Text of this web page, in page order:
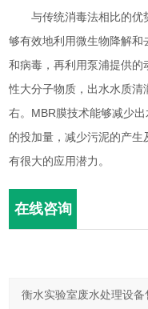
与传统消毒法相比的优
够有效地利用微生物降解
和病毒，再利用泵浦提供
性大分子物质，出水水质
右。MBR膜技术能够减少
的投加量，减少污泥的产
有很大的应用潜力。
在线咨询